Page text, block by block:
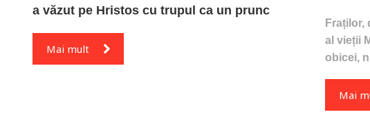
a văzut pe Hristos cu trupul ca un prunc
Mai mult
Fraților,
al vieții
obicei,
Mai